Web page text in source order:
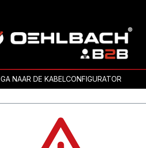
GA NAAR DE KABELCONFIGURATOR